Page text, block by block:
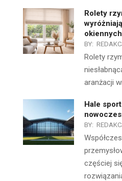
Rolety
okiennych
BY:
Rolety
aranżacji
Hale
BY:
częściej